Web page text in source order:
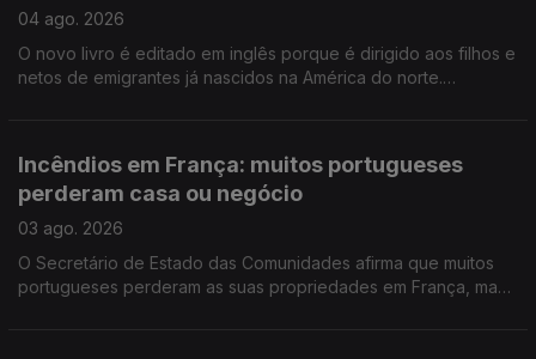
04 ago. 2026
O novo livro é editado em inglês porque é dirigido aos filhos e
netos de emigrantes já nascidos na América do norte.
Incêndios em França: muitos portugueses
perderam casa ou negócio
03 ago. 2026
O Secretário de Estado das Comunidades afirma que muitos
portugueses perderam as suas propriedades em França, mas